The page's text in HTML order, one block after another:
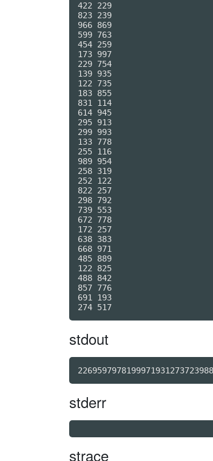
422 229
823 239
966 869
599 763
454 259
173 997
229 754
139 935
122 735
183 855
831 114
614 945
295 913
299 993
133 778
255 116
989 954
258 319
252 122
822 257
298 792
739 553
672 778
172 257
638 383
668 971
485 889
122 825
488 842
857 776
691 193
stdout
stderr
strace